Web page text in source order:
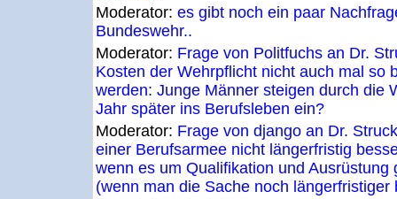
Moderator: es gibt noch ein paar
Bundeswehr..
Moderator: Frage von Politfuchs an Dr.
Kosten der Wehrpflicht nicht auch mal so
werden: Junge Männer steigen durch die
Jahr später ins Berufsleben ein?
Moderator: Frage von django an Dr.
einer Berufsarmee nicht längerfristig
wenn es um Qualifikation und Ausrüstung
(wenn man die Sache noch längerfristiger